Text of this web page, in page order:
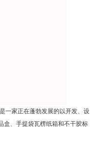
一家正在蓬勃发展的以开发、设
盒、手提袋瓦楞纸箱和不干胶标